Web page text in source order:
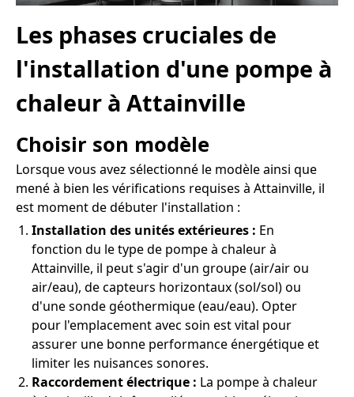
Les phases cruciales de
l'installation d'une pompe à
chaleur à Attainville
Choisir son modèle
Lorsque vous avez sélectionné le modèle ainsi que
mené à bien les vérifications requises à Attainville, il
est moment de débuter l'installation :
Installation des unités extérieures : En
fonction du le type de pompe à chaleur à
Attainville, il peut s'agir d'un groupe (air/air ou
air/eau), de capteurs horizontaux (sol/sol) ou
d'une sonde géothermique (eau/eau). Opter
pour l'emplacement avec soin est vital pour
assurer une bonne performance énergétique et
limiter les nuisances sonores.
Raccordement électrique : La pompe à chaleur